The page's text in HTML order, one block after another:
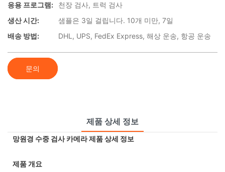
응용 프로그램:
천장 검사, 트럭 검사
생산 시간:
샘플은 3일 걸립니다. 10개 미만, 7일
배송 방법:
DHL, UPS, FedEx Express, 해상 운송, 항공 운송
문의
제품 상세 정보
망원경 수중 검사 카메라 제품 상세 정보
제품 개요